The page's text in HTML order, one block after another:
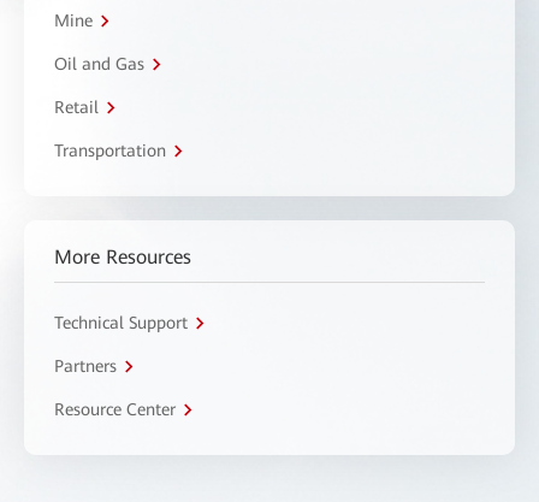
Mine
Oil and Gas
Retail
Transportation
More Resources
Technical Support
Partners
Resource Center